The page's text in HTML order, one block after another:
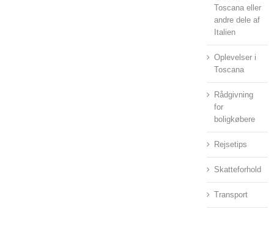
Toscana eller
andre dele af
Italien
Oplevelser i
Toscana
Rådgivning
for
boligkøbere
Rejsetips
Skatteforhold
Transport